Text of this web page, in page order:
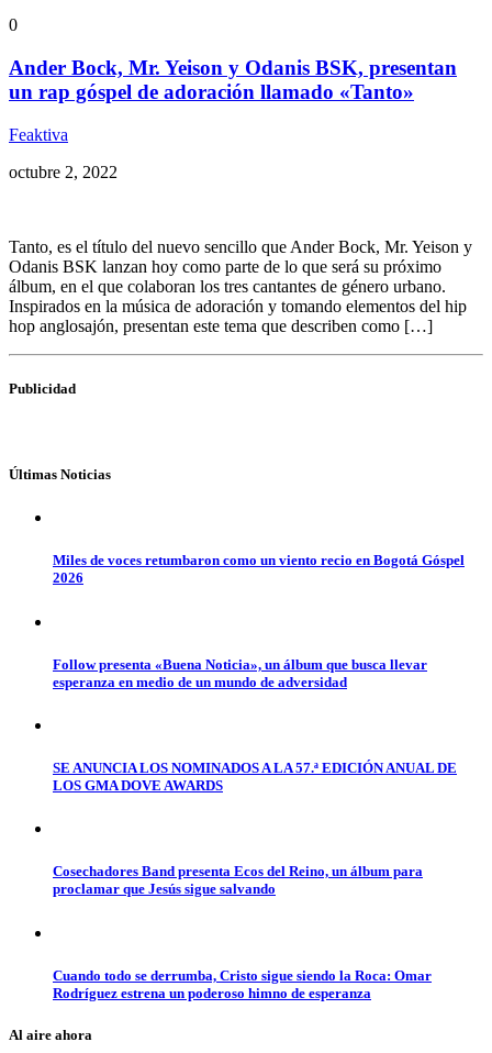
0
Ander Bock, Mr. Yeison y Odanis BSK, presentan
un rap góspel de adoración llamado «Tanto»
Feaktiva
octubre 2, 2022
Tanto, es el título del nuevo sencillo que Ander Bock, Mr. Yeison y
Odanis BSK lanzan hoy como parte de lo que será su próximo
álbum, en el que colaboran los tres cantantes de género urbano.
Inspirados en la música de adoración y tomando elementos del hip
hop anglosajón, presentan este tema que describen como […]
Publicidad
Últimas Noticias
Miles de voces retumbaron como un viento recio en Bogotá Góspel
2026
Follow presenta «Buena Noticia», un álbum que busca llevar
esperanza en medio de un mundo de adversidad
SE ANUNCIA LOS NOMINADOS A LA 57.ª EDICIÓN ANUAL DE
LOS GMA DOVE AWARDS
Cosechadores Band presenta Ecos del Reino, un álbum para
proclamar que Jesús sigue salvando
Cuando todo se derrumba, Cristo sigue siendo la Roca: Omar
Rodríguez estrena un poderoso himno de esperanza
Al aire ahora